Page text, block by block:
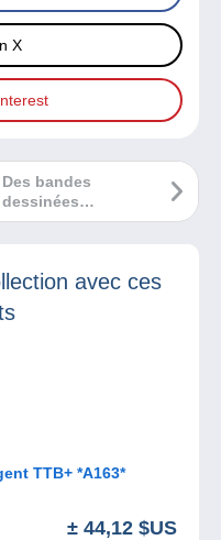
X
Des bandes
dessinées
d’aventures dans
avec ces
** 5 FRANCS CERES 1851 A argent TTB+ *A163*
± 44,12 $US